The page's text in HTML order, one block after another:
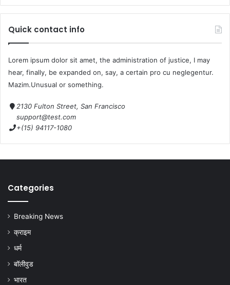
Quick contact info
Lorem ipsum dolor sit amet, the administration of justice, I may
hear, finally, be expanded on, say, a certain pro cu neglegentur.
Mazim.Unusual or something.
2130 Fulton Street, San Francisco
support@test.com
+(15) 94117-1080
Categories
Breaking News
क्राइम
धर्म
बॉलीवुड
भारत